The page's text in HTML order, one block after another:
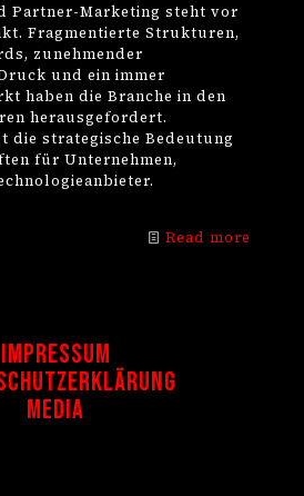
Partner-Marketing steht vor
Fragmentierte Strukturen,
zunehmender
und ein immer
haben die Branche in den
herausgefordert.
die strategische Bedeutung
für Unternehmen,
Read more
Impressum
Media